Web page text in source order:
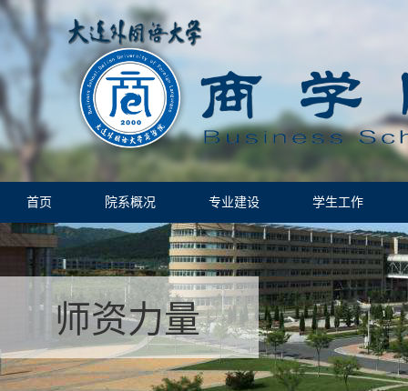
首页 院系概况 专业建设 学生工作
师资力量